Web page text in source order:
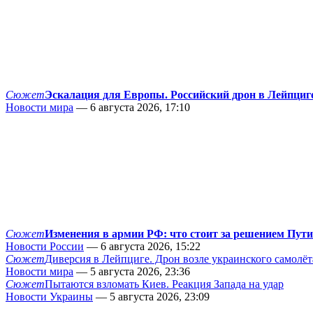
СюжетЭскалация для Европы. Российский дрон в
Новости мира — 6 августа 2026, 17:10
СюжетИзменения в армии РФ: что стоит за решением
Новости России — 6 августа 2026, 15:22
СюжетДиверсия в Лейпциге. Дрон возле украинского
Новости мира — 5 августа 2026, 23:36
СюжетПытаются взломать Киев. Реакция Запада на удар
Новости Украины — 5 августа 2026, 23:09